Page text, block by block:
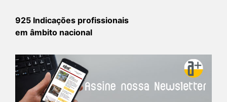
925 Indicações profissionais
em âmbito nacional